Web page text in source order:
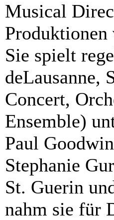
Musical
Sie spielt
deLausanne,
Concert,
Ensemble)
Paul
Stephanie
St. Guerin
nahm sie für